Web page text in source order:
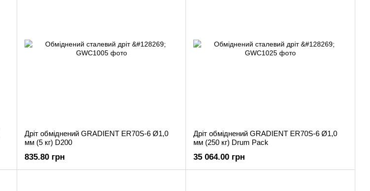
Дріт обміднений GRADIENT ER70S-6 Ø1,0
мм (5 кг) D200
835.80 грн
Дріт обміднений GRADIENT ER70S-6 Ø1,0
мм (250 кг) Drum Pack
35 064.00 грн